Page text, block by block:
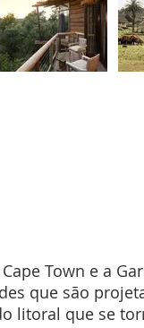
Town e a
que são
litoral que se